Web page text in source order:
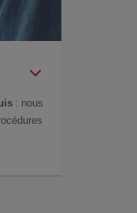
: nous